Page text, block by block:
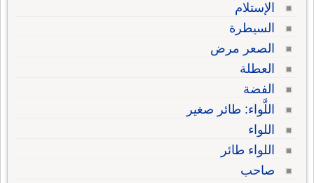
الإستلام
السيطرة
الصعر مرض
العطلة
الفضة
اللَّواء: طائر صغير
اللواء
اللواء طائر
صاحب